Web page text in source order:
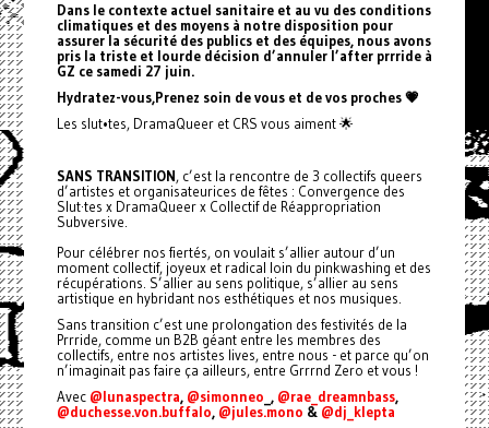
Dans le contexte actuel sanitaire et au vu des conditions
climatiques et des moyens à notre disposition pour
assurer la sécurité des publics et des équipes, nous avons
pris la triste et lourde décision d’annuler l’after prrride à
GZ ce samedi 27 juin.
Hydratez-vous,Prenez soin de vous et de vos proches 💗
Les slut•tes, DramaQueer et CRS vous aiment 🌟
SANS TRANSITION, c’est la rencontre de 3 collectifs queers
d’artistes et organisateurices de fêtes : Convergence des
Slut·tes x DramaQueer x Collectif de Réappropriation
Subversive.
Pour célébrer nos fiertés, on voulait s’allier autour d’un
moment collectif, joyeux et radical loin du pinkwashing et des
récupérations. S’allier au sens politique, s’allier au sens
artistique en hybridant nos esthétiques et nos musiques.
Sans transition c’est une prolongation des festivités de la
Prrride, comme un B2B géant entre les membres des
collectifs, entre nos artistes lives, entre nous - et parce qu’on
n’imaginait pas faire ça ailleurs, entre Grrrnd Zero et vous !
Avec @lunaspectra, @simonneo _, @rae_dreamnbass,
@duchesse.von.buffalo, @jules.mono & @dj_klepta